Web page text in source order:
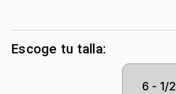
Tono Metal: Blanco
Metal: Oro 18 Kilates
Forma:
Escoge tu talla:
6 - 1/2